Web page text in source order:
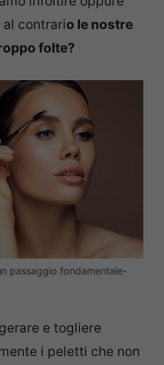
al contrario le nostre
folte?
passaggio fondamentale-
e togliere
i peletti che non